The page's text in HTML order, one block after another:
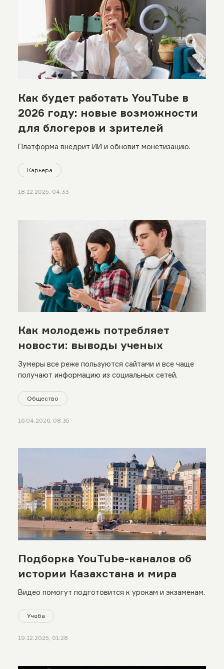
Как будет работать YouTube в
2026 году: новые возможности
для блогеров и зрителей
Платформа внедрит ИИ и обновит монетизацию.
Карьера
18.12.2025, 04:33
Как молодежь потребляет
новости: выводы ученых
Зумеры все реже пользуются сайтами и все чаще
получают информацию из социальных сетей.
Общество
16.04.2026, 08:35
Подборка YouTube-каналов об
истории Казахстана и мира
Видео помогут подготовится к урокам и экзаменам.
Учеба
19.12.2025, 01:28